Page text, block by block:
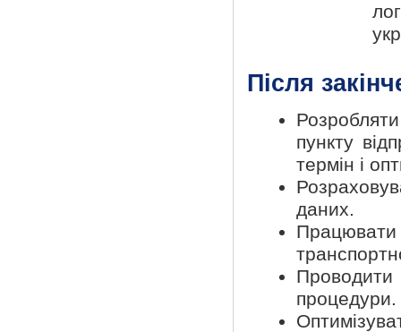
Після
пункту
термін і
даних.
Працювати
процедури.